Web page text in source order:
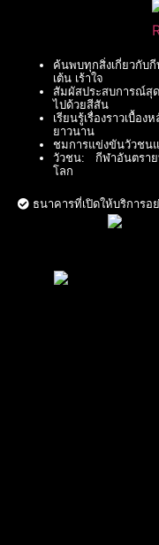
ค้นพบทุกสิ่งเกี่ยวกั
เต้น เร้าใจ
สัมผัสประสบการณ์
ไปด้วยสีสัน
เรียนรู้เรื่องราวเ
ยาวนาน
ชมการแข่งขันวัวชน
วัวชน: กีฬาอันตราย
โลก
ธนาคารที่เปิดให้บริการอ